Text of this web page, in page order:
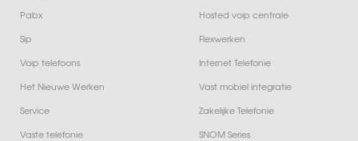
Pabx
Sip
Hosted voip centrale
Flexwerken
Voip telefoons
Het Nieuwe Werken
Service
Vaste telefonie
Internet Telefonie
Vast mobiel integratie
Zakelijke Telefonie
SNOM Series